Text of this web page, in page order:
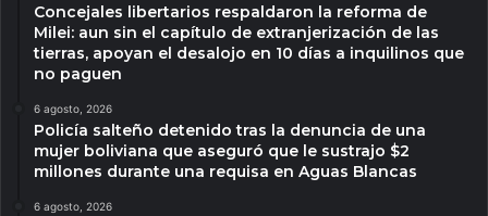
Concejales libertarios respaldaron la reforma de
Milei: aun sin el capítulo de extranjerización de las
tierras, apoyan el desalojo en 10 días a inquilinos que
no paguen
6 agosto, 2026
Policía salteño detenido tras la denuncia de una
mujer boliviana que aseguró que le sustrajo $2
millones durante una requisa en Aguas Blancas
6 agosto, 2026